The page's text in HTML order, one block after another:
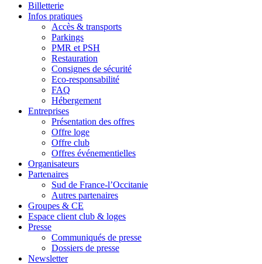
Billetterie
Infos pratiques
Accès & transports
Parkings
PMR et PSH
Restauration
Consignes de sécurité
Eco-responsabilité
FAQ
Hébergement
Entreprises
Présentation des offres
Offre loge
Offre club
Offres événementielles
Organisateurs
Partenaires
Sud de France-l’Occitanie
Autres partenaires
Groupes & CE
Espace client club & loges
Presse
Communiqués de presse
Dossiers de presse
Newsletter